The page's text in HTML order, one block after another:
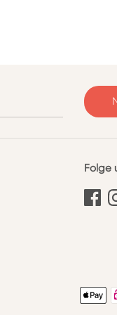
Folge